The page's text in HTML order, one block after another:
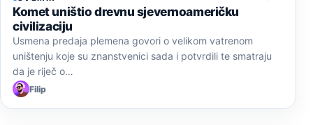
Komet uništio drevnu sjevernoameričku
civilizaciju
Usmena predaja plemena govori o velikom vatrenom
uništenju koje su znanstvenici sada i potvrdili te smatraju
da je riječ o…
Filip